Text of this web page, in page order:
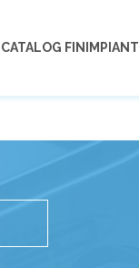
CATALOG FINIMPIANTI